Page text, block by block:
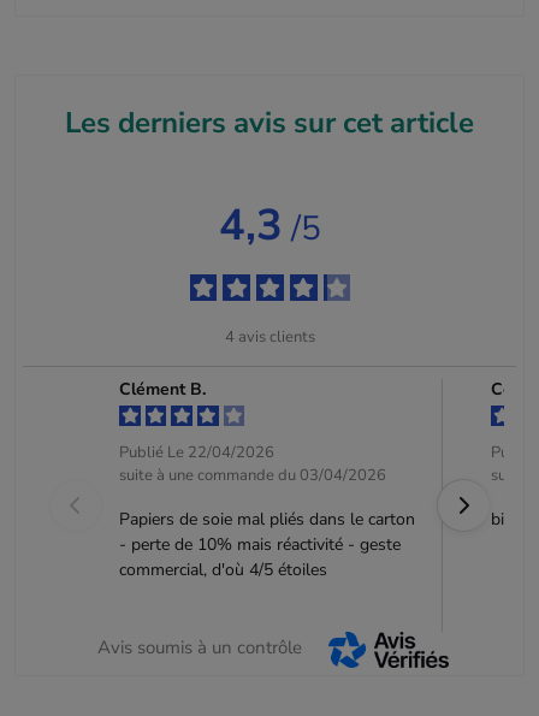
Les derniers avis sur cet article
4,3 /5
4 avis clients
Clément B.
Publié Le 22/04/2026
suite à une commande du 03/04/2026
Papiers de soie mal pliés dans le carton
- perte de 10% mais réactivité - geste
commercial, d'où 4/5 étoiles
suite
bien
Avis soumis à un contrôle